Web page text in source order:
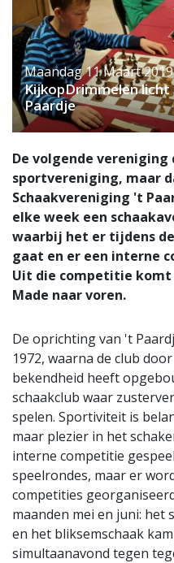
Maandag 11 Maart 2019
KijkopDrimmelen licht
Paardje
De volgende
sportvereniging, maar
Schaakvereniging 't
elke week een
waarbij het er tijdens
gaat en er een interne
Uit die competitie komt
Made naar voren.
De oprichting van 't
1972, waarna de club
bekendheid heeft
schaakclub waar
spelen. Sportiviteit is
maar plezier in het
interne competitie
speelrondes, maar er
competities
maanden mei en juni: het
en het bliksemschaak
simultaanavond tegen